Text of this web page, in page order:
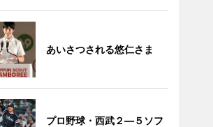
あいさつされる悠仁さま
プロ野球・西武２―５ソフ